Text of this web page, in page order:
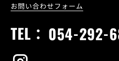
お問い合わせフォーム
TEL： 054-292-